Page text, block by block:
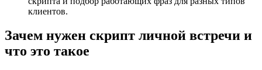
клиентов.
Зачем нужен скрипт личной встречи и
что это такое